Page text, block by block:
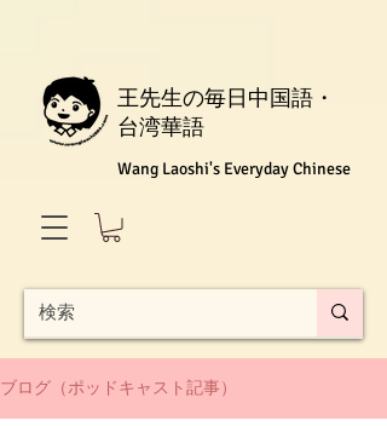
王先生の毎日中国語・
台湾華語
Wang Laoshi's Everyday Chinese
ブログ（ポッドキャスト記事）